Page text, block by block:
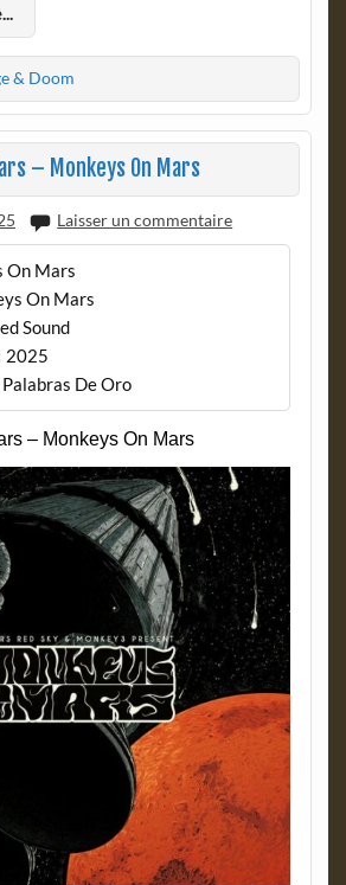
& Doom
– Monkeys On Mars
Laisser un commentaire
On Mars
On Mars
Sound
2025
Palabras De Oro
– Monkeys On Mars